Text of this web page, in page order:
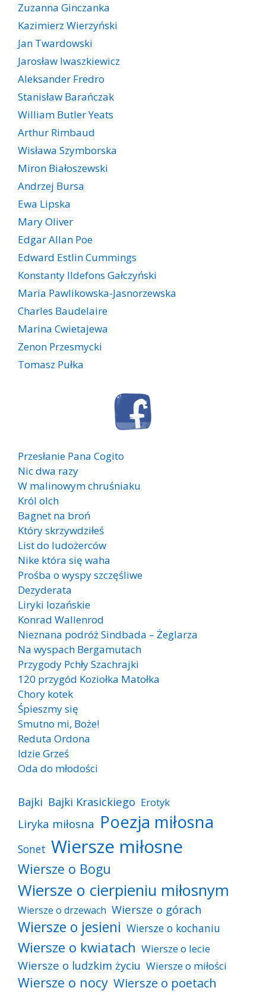
Zuzanna Ginczanka
Kazimierz Wierzyński
Jan Twardowski
Jarosław Iwaszkiewicz
Aleksander Fredro
Stanisław Barańczak
William Butler Yeats
Arthur Rimbaud
Wisława Szymborska
Miron Białoszewski
Andrzej Bursa
Ewa Lipska
Mary Oliver
Edgar Allan Poe
Edward Estlin Cummings
Konstanty Ildefons Gałczyński
Maria Pawlikowska-Jasnorzewska
Charles Baudelaire
Marina Cwietajewa
Zenon Przesmycki
Tomasz Pułka
Przesłanie Pana Cogito
Nic dwa razy
W malinowym chruśniaku
Król olch
Bagnet na broń
Który skrzywdziłeś
List do ludożerców
Nike która się waha
Prośba o wyspy szczęśliwe
Dezyderata
Liryki lozańskie
Konrad Wallenrod
Nieznana podróż Sindbada – Żeglarza
Na wyspach Bergamutach
Przygody Pchły Szachrajki
120 przygód Koziołka Matołka
Chory kotek
Śpieszmy się
Smutno mi, Boże!
Reduta Ordona
Idzie Grześ
Oda do młodości
Bajki Bajki Krasickiego Erotyk
Liryka miłosna Poezja miłosna
Sonet Wiersze miłosne
Wiersze o Bogu
Wiersze o cierpieniu miłosnym
Wiersze o drzewach Wiersze o górach
Wiersze o jesieni Wiersze o kochaniu
Wiersze o kwiatach Wiersze o lecie
Wiersze o ludzkim życiu Wiersze o miłości
Wiersze o nocy Wiersze o poetach